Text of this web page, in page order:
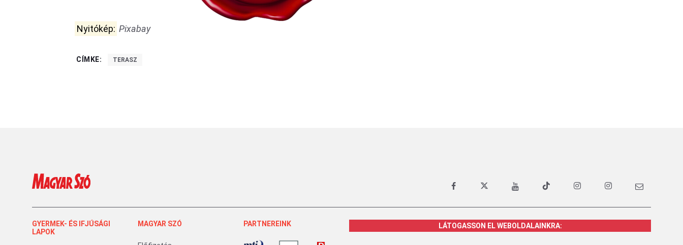
Nyitókép: Pixabay
CÍMKE: TERASZ
GYERMEK- ÉS IFJÚSÁGI
LAPOK
MAGYAR SZÓ PARTNEREINK LÁTOGASSON EL WEBOLDALAINKRA: